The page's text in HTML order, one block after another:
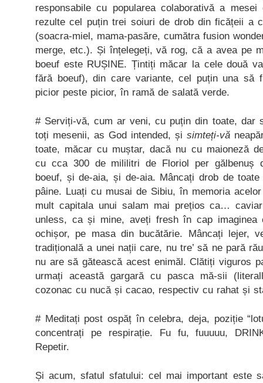
responsabile cu popularea colaborativă a
rezulte cel puțin trei soiuri de drob din ficățeii a
(soacra-miel, mama-pasăre, cumătra fusion
merge, etc.). Și înțelegeți, vă rog, că a avea pe
boeuf este RUȘINE. Țintiți măcar la cele două
fără boeuf), din care variante, cel puțin una să
picior peste picior, în ramă de salată verde.
# Serviți-vă, cum ar veni, cu puțin din toate, dar
toți mesenii, as God intended, și simteți-vă
toate, măcar cu muștar, dacă nu cu maioneză
cu cca 300 de mililitri de Floriol per gălbenuș
boeuf, și de-aia, și de-aia. Mâncați drob de
pâine. Luați cu musai de Sibiu, în memoria
mult capitala unui salam mai prețios ca…
unless, ca și mine, aveți fresh în cap
ochișor, pe masa din bucătărie. Mâncați lejer,
tradițională a unei nații care, nu tre’ să ne pară
nu are să gătească acest enimăl. Clătiți viguros
urmați această gargară cu pasca mă-sii
cozonac cu nucă și cacao, respectiv cu rahat și
# Meditați post ospăț în celebra, deja, poziție
concentrați pe respirație. Fu fu, fuuuuu,
Repetir.
Și acum, sfatul sfatului: cel mai important este